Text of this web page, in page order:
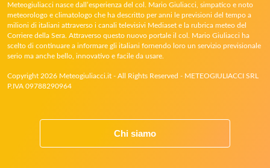
Meteogiuliacci nasce dall’esperienza del col. Mario Giuliacci, simpatico e noto
meteorologo e climatologo che ha descritto per anni le previsioni del tempo a
milioni di italiani attraverso i canali televisivi Mediaset e la rubrica meteo del
Corriere della Sera. Attraverso questo nuovo portale il col. Mario Giuliacci ha
scelto di continuare a informare gli italiani fornendo loro un servizio previsionale
serio ma anche bello, innovativo e facile da usare.
Copyright 2026 Meteogiuliacci.it - All Rights Reserved - METEOGIULIACCI SRL
P.IVA 09788290964
Chi siamo